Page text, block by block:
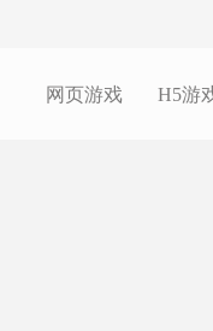
网页游戏 H5游